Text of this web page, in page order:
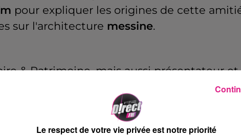
pour expliquer les origines de cette
sur l'architecture messine.
& Patrimoine, mais aussi présentateur et
Le journaliste,
la moselle ont développé cette
a laissé sur la ville de Metz.
Le respect de votre vie privée est notre priorité